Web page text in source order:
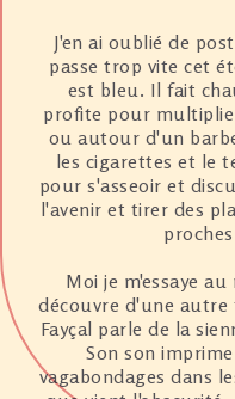
J'en ai oublié de
passe trop vite cet
est bleu. Il fait
profite pour
ou autour d'un
les cigarettes et le
pour s'asseoir et
l'avenir et tirer des
Moi je m'essaye
découvre d'une autre
Fayçal parle de la
Son son
vagabondages dans